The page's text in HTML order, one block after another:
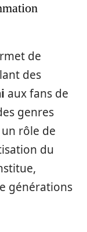
de
des
aux fans de
genres
rôle de
du
générations